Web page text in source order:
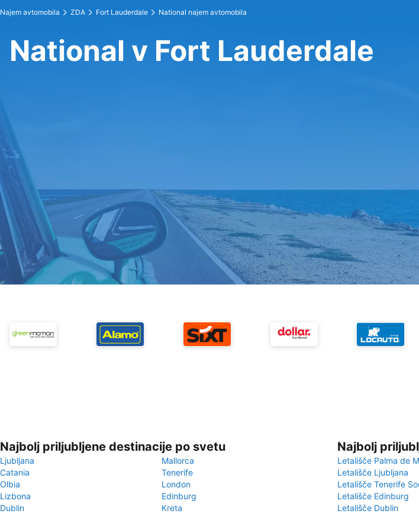
Najem avtomobila ZDA Fort Lauderdale National najem avtomobila
National v Fort Lauderdale
Najbolj priljubljene destinacije po svetu
Ljubljana
Mallorca
Catania
Tenerife
Olbia
London
Lizbona
Edinburg
Dublin
Kreta
Najbolj
Letališče Palma de
Letališče Ljubljana
Letališče Tenerife
Letališče Edinburg
Letališče Dublin